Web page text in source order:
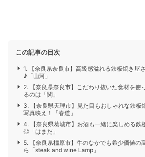
この記事の目次
1. 【奈良県奈良市】高級感溢れる鉄板焼き屋
♪「山河」
2. 【奈良県奈良市】こだわり抜いた食材を使
るのは「関」
3. 【奈良県天理市】見た目もおしゃれな鉄板
写真映え！「春道」
4. 【奈良県葛城市】お酒も一緒に楽しめる鉄
◎「はまだ」
5. 【奈良県橿原市】牛のなかでも希少価値の
ら「steak and wine Lamp」